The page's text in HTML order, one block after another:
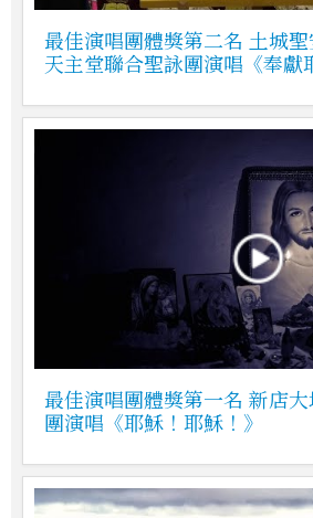
最佳演唱團體獎第二名 土城
天主堂聯合聖詠團演唱《奉獻
最佳演唱團體獎第一名 新店
團演唱《耶穌！耶穌！》